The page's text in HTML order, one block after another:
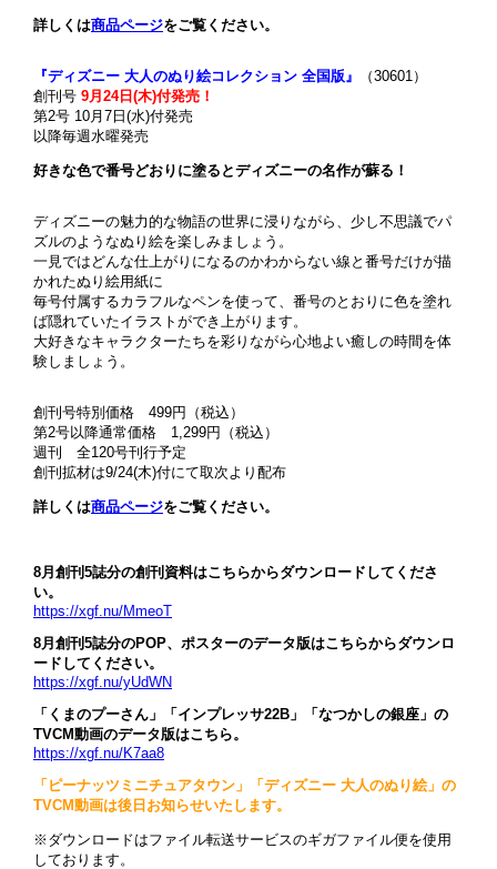
詳しくは商品ページをご覧ください。
『ディズニー 大人のぬり絵コレクション 全国版』
（30601）
創刊号 9月24日(木)付発売！
第2号 10月7日(水)付発売
以降毎週水曜発売
好きな色で番号どおりに塗るとディズニーの名作が蘇る！
ディズニーの魅力的な物語の世界に浸りながら、少し不思議でパ
ズルのようなぬり絵を楽しみましょう。
一見ではどんな仕上がりになるのかわからない線と番号だけが描
かれたぬり絵用紙に
毎号付属するカラフルなペンを使って、番号のとおりに色を塗れ
ば隠れていたイラストができ上がります。
大好きなキャラクターたちを彩りながら心地よい癒しの時間を体
験しましょう。
創刊号特別価格 499円（税込）
第2号以降通常価格 1,299円（税込）
週刊 全120号刊行予定
創刊拡材は9/24(木)付にて取次より配布
詳しくは商品ページをご覧ください。
8月創刊5誌分の創刊資料はこちらからダウンロードしてくださ
い。
https://xgf.nu/MmeoT
8月創刊5誌分のPOP、ポスターのデータ版はこちらからダウンロ
ードしてください。
https://xgf.nu/yUdWN
「くまのプーさん」「インプレッサ22B」「なつかしの銀座」の
TVCM動画のデータ版はこちら。
https://xgf.nu/K7aa8
「ピーナッツミニチュアタウン」「ディズニー 大人のぬり絵」の
TVCM動画は後日お知らせいたします。
※ダウンロードはファイル転送サービスのギガファイル便を使用
しております。